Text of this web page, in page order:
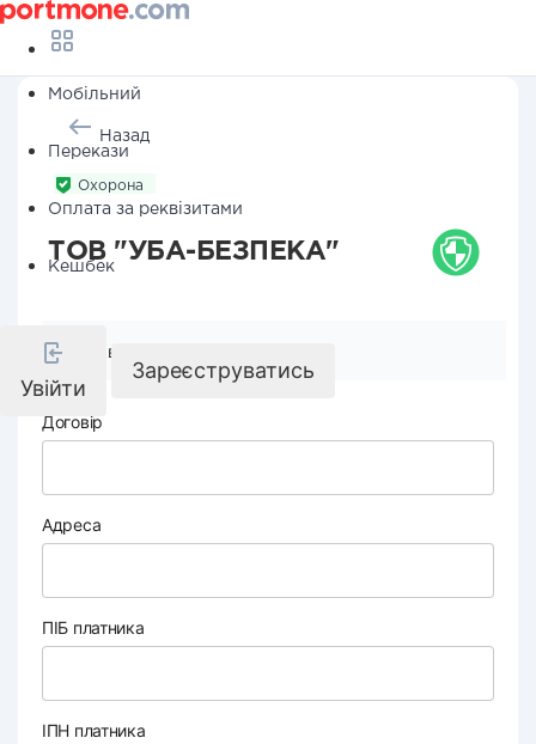
Мобільний
Перекази
Оплата за реквізитами
Кешбек
Увійти
Зареєструватись
Назад
Охорона
ТОВ "УБА-БЕЗПЕКА"
Реквізити компанії
Договір
Адреса
ПІБ платника
ІПН платника